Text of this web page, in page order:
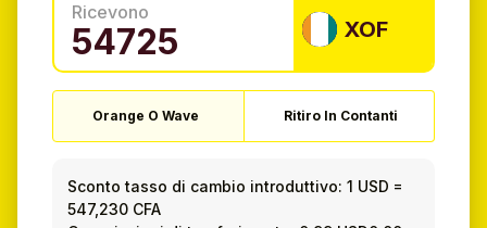
Ricevono
XOF
Orange O Wave Ritiro In Contanti
Sconto tasso di cambio introduttivo: 1 USD =
547,230 CFA